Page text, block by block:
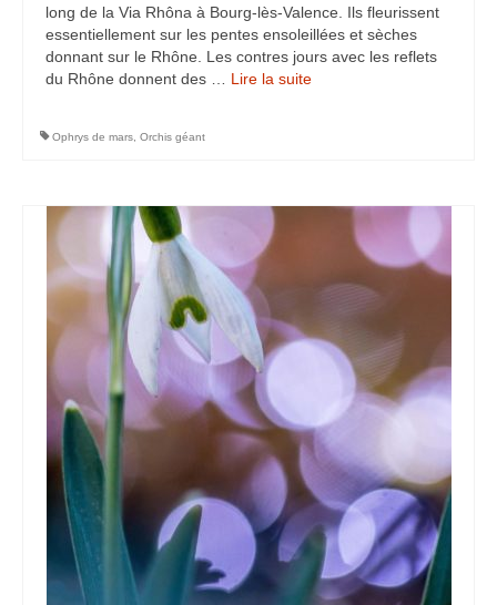
long de la Via Rhôna à Bourg-lès-Valence. Ils fleurissent
essentiellement sur les pentes ensoleillées et sèches
donnant sur le Rhône. Les contres jours avec les reflets
du Rhône donnent des … Lire la suite­­
Ophrys de mars Orchis géant